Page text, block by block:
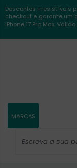
Descontos irresistíveis
checkout e garante um
iPhone 17 Pro Max.
MARCAS